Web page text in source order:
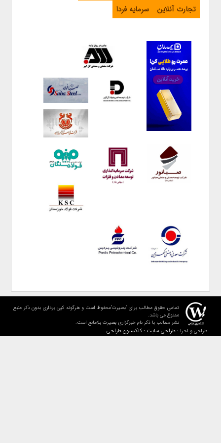
تجارت آنلاین
سرمایه فردا
تمامی حقوق مطالب برای "بصیرت"محفوظ است و هرگونه کپی برداری بدون ذکر منبع
ممنوع می باشد.
نشر مطالب با ذکر نام خبرگزاری بصیرت بلامانع است.
طراحی و اجرا :طراحی سایت : کلکسیون طراحی